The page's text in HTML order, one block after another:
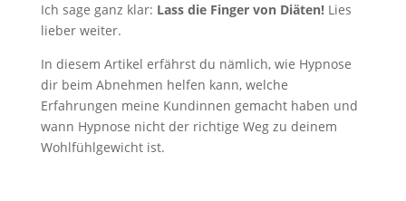
Ich sage ganz klar: Lass die Finger von Diäten!Lies
lieber weiter.
In diesem Artikel erfährst du nämlich, wie Hypnose
dir beim Abnehmen helfen kann, welche
Erfahrungen meine Kundinnen gemacht haben und
wann Hypnose nicht der richtige Weg zu deinem
Wohlfühlgewicht ist.